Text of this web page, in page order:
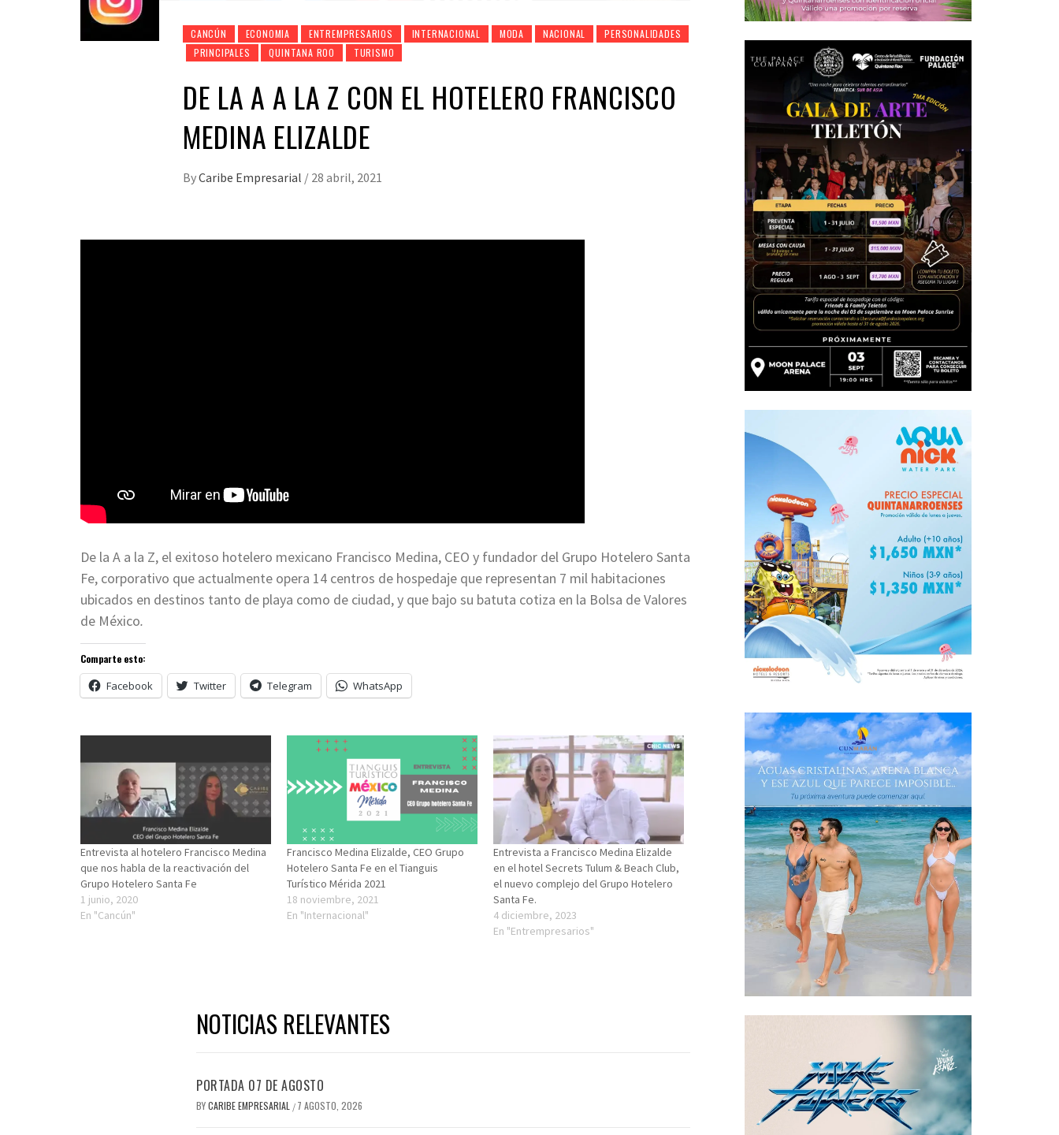
CANCÚN ECONOMIA ENTREMPRESARIOS INTERNACIONAL MODA NACIONAL
PERSONALIDADES
PRINCIPALES
QUINTANA ROO TURISMO
DE LA A A LA Z CON EL HOTELERO FRANCISCO
MEDINA ELIZALDE
ByCaribe Empresarial / 28 abril, 2021
De la A a la Z, el exitoso hotelero mexicano Francisco Medina, CEO y fundador del Grupo Hotelero Santa
Fe, corporativo que actualmente opera 14 centros de hospedaje que representan 7 mil habitaciones
ubicados en destinos tanto de playa como de ciudad, y que bajo su batuta cotiza en la Bolsa de Valores
de México.
Comparte esto:
Facebook Twitter Telegram WhatsApp
Entrevista al hotelero Francisco Medina
que nos habla de la reactivación del
Grupo Hotelero Santa Fe
1 junio, 2020
En "Cancún"
Francisco Medina Elizalde, CEO Grupo
Hotelero Santa Fe en el Tianguis
Turístico Mérida 2021
18 noviembre, 2021
En "Internacional"
Entrevista a Francisco Medina Elizalde
en el hotel Secrets Tulum & Beach Club,
el nuevo complejo del Grupo Hotelero
Santa Fe.
4 diciembre, 2023
En "Entrempresarios"
NOTICIAS RELEVANTES
PORTADA 07 DE AGOSTO
BYCARIBE EMPRESARIAL / 7 AGOSTO, 2026